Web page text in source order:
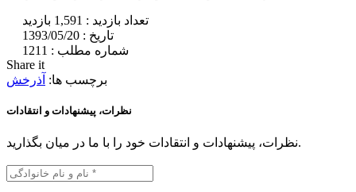
تعداد بازدید :
تاریخ : 1393/05/20
شماره مطلب : 1211
Share it
برچسب ها: آذرخش
نظرات، پیشنهادات و انتقادات
نظرات، پیشنهادات و انتقادات خود را با ما در میان بگذارید.